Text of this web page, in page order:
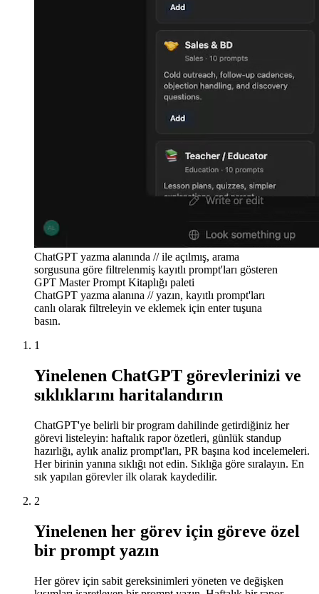
ChatGPT yazma alanında // ile açılmış, arama
sorgusuna göre filtrelenmiş kayıtlı prompt'ları gösteren
GPT Master Prompt Kitaplığı paleti
ChatGPT yazma alanına // yazın, kayıtlı prompt'ları
canlı olarak filtreleyin ve eklemek için enter tuşuna
basın.
1
Yinelenen ChatGPT görevlerinizi ve
sıklıklarını haritalandırın
ChatGPT'ye belirli bir program dahilinde getirdiğiniz her
görevi listeleyin: haftalık rapor özetleri, günlük standup
hazırlığı, aylık analiz prompt'ları, PR başına kod incelemeleri.
Her birinin yanına sıklığı not edin. Sıklığa göre sıralayın. En
sık yapılan görevler ilk olarak kaydedilir.
2
Yinelenen her görev için göreve özel
bir prompt yazın
Her görev için sabit gereksinimleri yöneten ve değişken